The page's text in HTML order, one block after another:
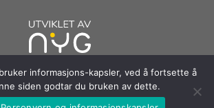
informasjons-kapsler, ved å fortsette å
siden godtar du bruken av dette.